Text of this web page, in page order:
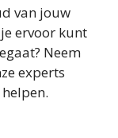
van jouw
ervoor kunt
Neem
experts